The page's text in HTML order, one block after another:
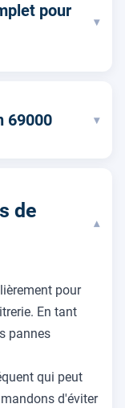
pour
▾
69000 ▾
de
▾
pour
En tant
pannes
qui peut
d'éviter